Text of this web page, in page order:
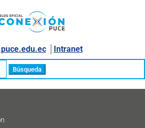
│ Intranet